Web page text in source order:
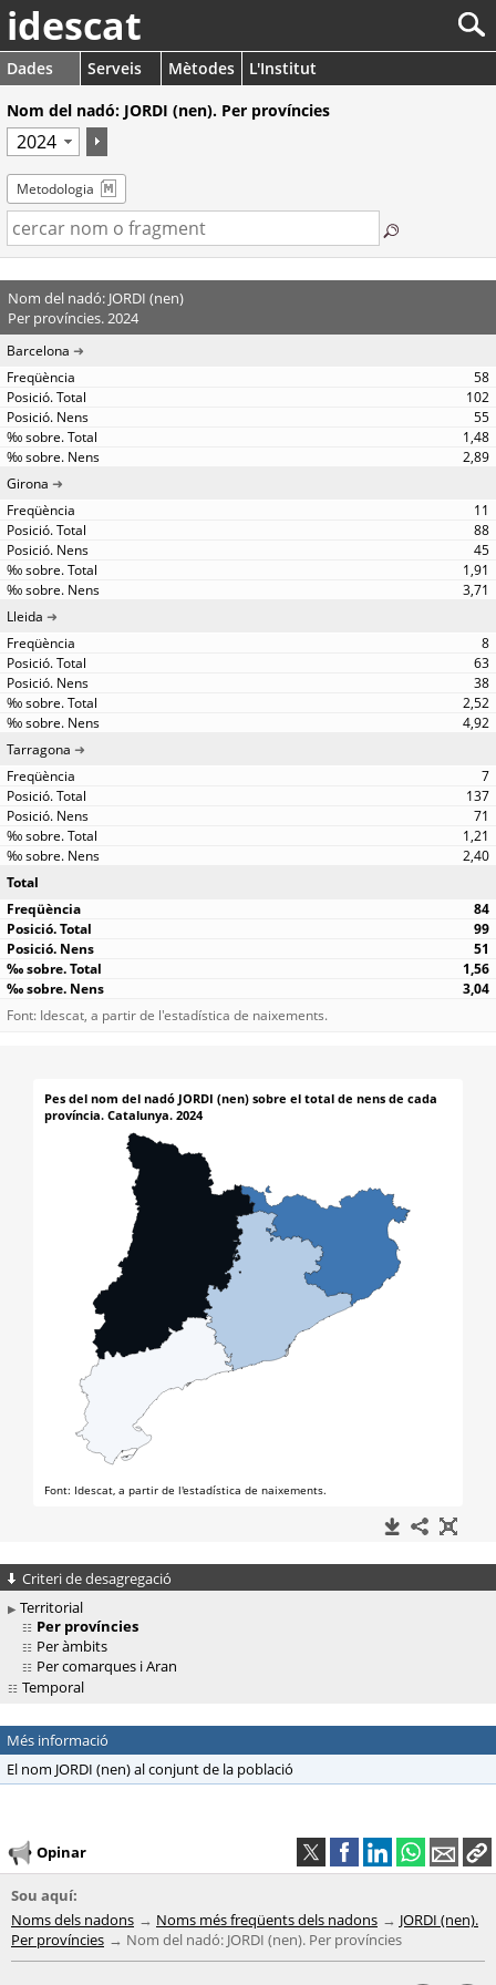
idescat
Dades Serveis Mètodes
L'Institut
Nom del nadó: JORDI (nen). Per províncies
Metodologia
Nom del nadó: JORDI (nen)
Per províncies. 2024
Barcelona
58
102
55
1,48
2,89
Girona
11
88
45
1,91
3,71
Lleida
8
63
38
2,52
4,92
Tarragona
7
137
71
1,21
2,40
Total
84
99
51
1,56
3,04
Font: Idescat, a partir de l'estadística de naixements.
Criteri de desagregació
Territorial
Per províncies
Per àmbits
Per comarques i Aran
Temporal
Més informació
El nom JORDI (nen) al conjunt de la població
Opinar
Sou aquí:
Noms dels nadons
Noms més freqüents dels nadons
JORDI (nen).
Per províncies
Nom del nadó: JORDI (nen). Per províncies